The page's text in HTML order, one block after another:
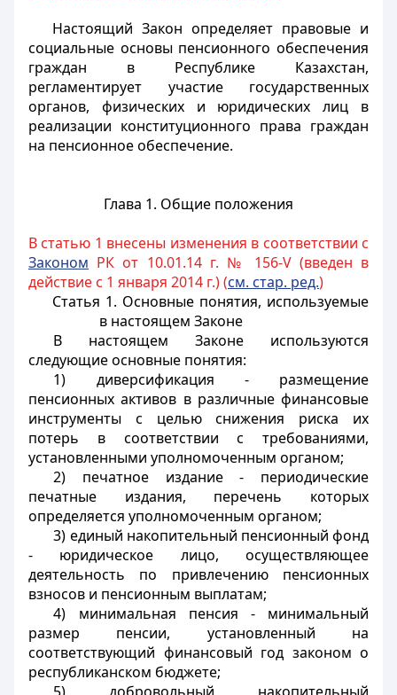
Настоящий Закон определяет правовые и
социальные основы пенсионного обеспечения
граждан в Республике Казахстан,
регламентирует участие государственных
органов, физических и юридических лиц в
реализации конституционного права граждан
на пенсионное обеспечение.
Глава 1. Общие положения
В статью 1 внесены изменения в соответствии с
Законом РК от 10.01.14 г. № 156-V (введен в
действие с 1 января 2014 г.) (см. стар. ред.)
Статья 1. Основные понятия, используемые
в настоящем Законе
В настоящем Законе используются
следующие основные понятия:
1) диверсификация - размещение
пенсионных активов в различные финансовые
инструменты с целью снижения риска их
потерь в соответствии с требованиями,
установленными уполномоченным органом;
2) печатное издание - периодические
печатные издания, перечень которых
определяется уполномоченным органом;
3) единый накопительный пенсионный фонд
- юридическое лицо, осуществляющее
деятельность по привлечению пенсионных
взносов и пенсионным выплатам;
4) минимальная пенсия - минимальный
размер пенсии, установленный на
соответствующий финансовый год законом о
республиканском бюджете;